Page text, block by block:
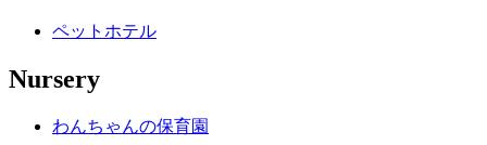
ペットホテル
Nursery
わんちゃんの保育園